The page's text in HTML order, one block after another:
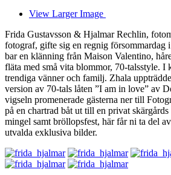
View Larger Image
Frida Gustavsson & Hjalmar Rechlin,
fotograf, gifte sig en regnig försommardag
bar en klänning från Maison Valentino,
fläta med små vita blommor, 70-talsstyle. I
trendiga vänner och familj. Zhala
version av 70-tals låten ”I am in love” av
vigseln promenerade gästerna ner till
på en chartrad båt ut till en privat
mingel samt bröllopsfest, här får ni ta del
utvalda exklusiva bilder.